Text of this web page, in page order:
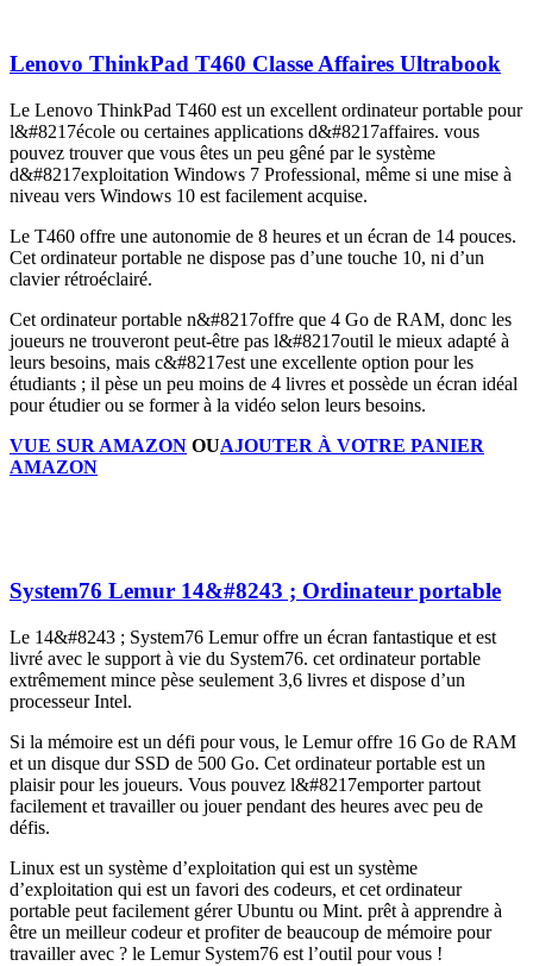
Lenovo ThinkPad T460 Classe Affaires Ultrabook
Le Lenovo ThinkPad T460 est un excellent ordinateur portable pour
l&#8217école ou certaines applications d&#8217affaires. vous
pouvez trouver que vous êtes un peu gêné par le système
d&#8217exploitation Windows 7 Professional, même si une mise à
niveau vers Windows 10 est facilement acquise.
Le T460 offre une autonomie de 8 heures et un écran de 14 pouces.
Cet ordinateur portable ne dispose pas d’une touche 10, ni d’un
clavier rétroéclairé.
Cet ordinateur portable n&#8217offre que 4 Go de RAM, donc les
joueurs ne trouveront peut-être pas l&#8217outil le mieux adapté à
leurs besoins, mais c&#8217est une excellente option pour les
étudiants ; il pèse un peu moins de 4 livres et possède un écran idéal
pour étudier ou se former à la vidéo selon leurs besoins.
VUE SUR AMAZON OUAJOUTER À VOTRE PANIER
AMAZON
System76 Lemur 14&#8243 ; Ordinateur portable
Le 14&#8243 ; System76 Lemur offre un écran fantastique et est
livré avec le support à vie du System76. cet ordinateur portable
extrêmement mince pèse seulement 3,6 livres et dispose d’un
processeur Intel.
Si la mémoire est un défi pour vous, le Lemur offre 16 Go de RAM
et un disque dur SSD de 500 Go. Cet ordinateur portable est un
plaisir pour les joueurs. Vous pouvez l&#8217emporter partout
facilement et travailler ou jouer pendant des heures avec peu de
défis.
Linux est un système d’exploitation qui est un système
d’exploitation qui est un favori des codeurs, et cet ordinateur
portable peut facilement gérer Ubuntu ou Mint. prêt à apprendre à
être un meilleur codeur et profiter de beaucoup de mémoire pour
travailler avec ? le Lemur System76 est l’outil pour vous !